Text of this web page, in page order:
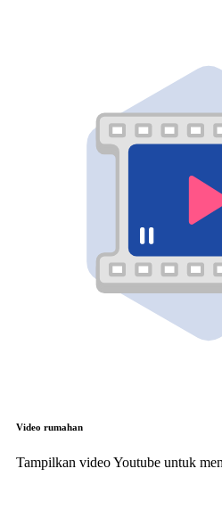
Video rumahan
Tampilkan video Youtube untuk